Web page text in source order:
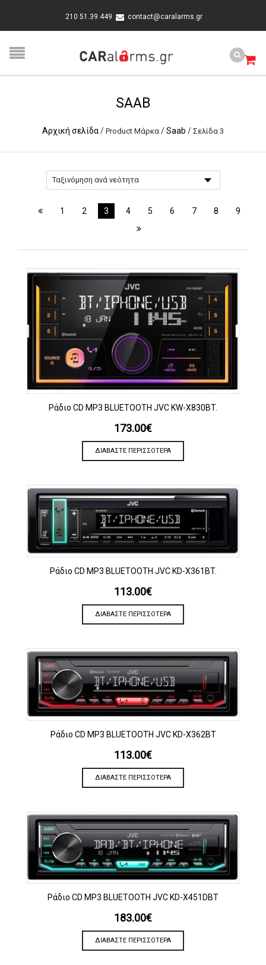
210 51.39.449 contact@caralarms.gr
SAAB
Αρχική σελίδα/ Product Μάρκα /Saab / Σελίδα 3
1 2 3 4 5 6 7 8 9
Ράδιο CD MP3 BLUETOOTH JVC KW-X830BT.
173.00€
ΔΙΑΒΆΣΤΕ ΠΕΡΙΣΣΌΤΕΡΑ
Ράδιο CD MP3 BLUETOOTH JVC KD-X361BT.
113.00€
ΔΙΑΒΆΣΤΕ ΠΕΡΙΣΣΌΤΕΡΑ
Ράδιο CD MP3 BLUETOOTH JVC KD-X362BT
113.00€
ΔΙΑΒΆΣΤΕ ΠΕΡΙΣΣΌΤΕΡΑ
Ράδιο CD MP3 BLUETOOTH JVC KD-X451DBT
183.00€
ΔΙΑΒΆΣΤΕ ΠΕΡΙΣΣΌΤΕΡΑ